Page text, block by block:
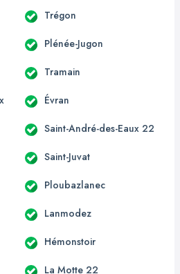
Trégon
Plénée-Jugon
Tramain
Évran
Saint-André-des-Eaux 22
Saint-Juvat
Ploubazlanec
Lanmodez
Hémonstoir
La Motte 22